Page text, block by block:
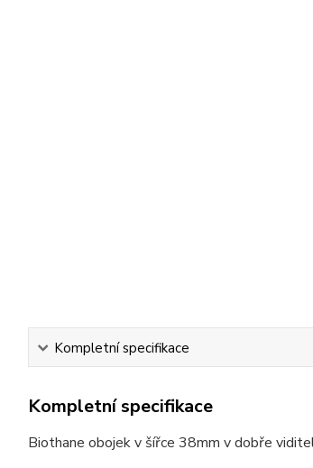
Kompletní specifikace
Kompletní specifikace
Biothane obojek v šířce 38mm v dobře